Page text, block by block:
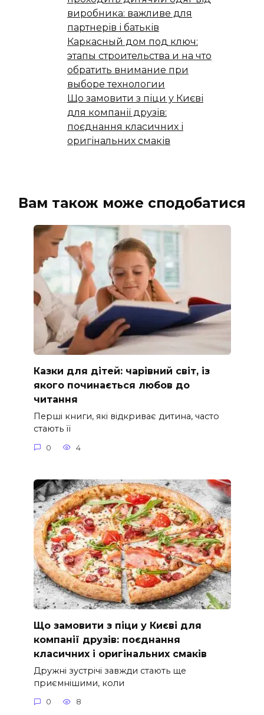
виробника: важливе для
партнерів і батьків
Каркасный дом под ключ:
этапы строительства и на что
обратить внимание при
выборе технологии
Що замовити з піци у Києві
для компанії друзів:
поєднання класичних і
оригінальних смаків
Вам також може сподобатися
Казки для дітей: чарівний світ, із
якого починається любов до
читання
Перші книги, які відкриває дитина, часто
стають її
0 4
Що замовити з піци у Києві для
компанії друзів: поєднання
класичних і оригінальних смаків
Дружні зустрічі завжди стають ще
приємнішими, коли
0 8